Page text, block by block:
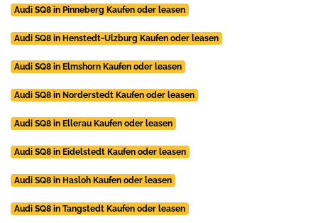
Audi SQ8 in Pinneberg Kaufen oder leasen
Audi SQ8 in Henstedt-Ulzburg Kaufen oder leasen
Audi SQ8 in Elmshorn Kaufen oder leasen
Audi SQ8 in Norderstedt Kaufen oder leasen
Audi SQ8 in Ellerau Kaufen oder leasen
Audi SQ8 in Eidelstedt Kaufen oder leasen
Audi SQ8 in Hasloh Kaufen oder leasen
Audi SQ8 in Tangstedt Kaufen oder leasen